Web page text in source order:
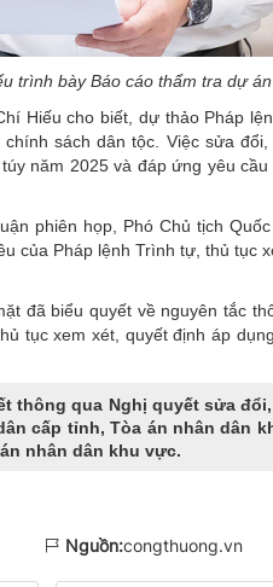
trình bày Báo cáo thẩm tra dự
Hiếu cho biết, dự thảo Pháp
sách dân tộc. Việc sửa
năm 2025 và đáp ứng yêu
phiên họp, Phó Chủ tịch
của Pháp lệnh Trình tự, thủ tục
đã biểu quyết về nguyên tắc
tục xem xét, quyết định áp
thông qua Nghị quyết sửa
cấp tỉnh, Tòa án nhân dân
nhân dân khu vực.
Nguồn:congthuong.vn